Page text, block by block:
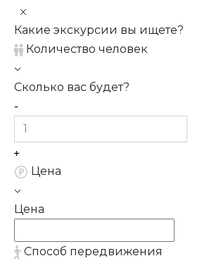
Какие экскурсии вы ищете?
Количество человек
Сколько вас будет?
Цена
Цена
Способ передвижения